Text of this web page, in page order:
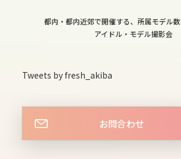
都内・都内近郊で開催する、所属モデル
アイドル・モデル撮影会
Tweets by fresh_akiba
お問合わせ